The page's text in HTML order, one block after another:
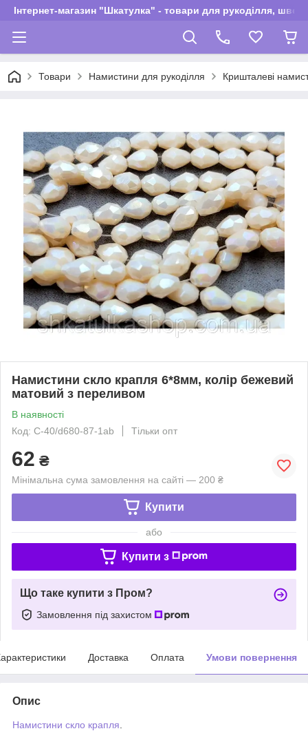
Інтернет-магазин "Шкатулка" - товари для рукоділля,
Товари Намистини для рукоділля Кришталеві
Намистини скло крапля 6*8мм, колір бежевий
матовий з переливом
В наявності
Код: С-40/d680-87-1ab
Тільки опт
62 ₴
Мінімальна сума замовлення на сайті — 200 ₴
Купити
або
Купити з
Що таке купити з Пром?
Замовлення під захистом
Доставка Оплата Умови повернення
Опис
Намистини скло крапля